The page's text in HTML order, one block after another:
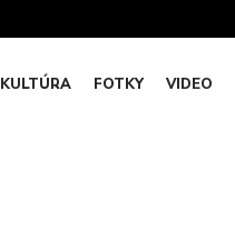
KULTÚRA FOTKY VIDEO